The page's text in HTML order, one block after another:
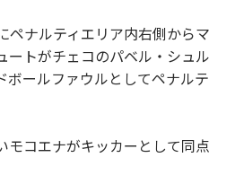
ペナルティエリア内右側からマ
ートがチェコのパベル・シュル
ボールファウルとしてペナルテ
モコエナがキッカーとして同点